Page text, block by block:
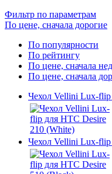
Фильтр по параметрам
По цене, сначала дорогие
По популярности
По рейтингу
По цене, сначала
По цене, сначала
Чехол Vellini Lux-
Чехол Vellini Lux-